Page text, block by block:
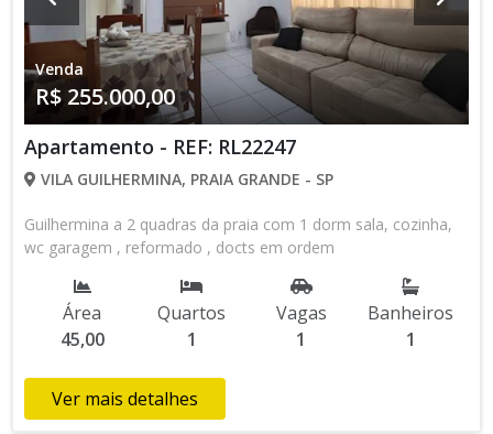
Venda
R$ 255.000,00
Apartamento - REF: RL22247
VILA GUILHERMINA, PRAIA GRANDE - SP
Guilhermina a 2 quadras da praia com 1 dorm sala, cozinha,
wc garagem , reformado , docts em ordem
Área
45,00
Quartos
1
Vagas
1
Banheiros
1
Ver mais detalhes